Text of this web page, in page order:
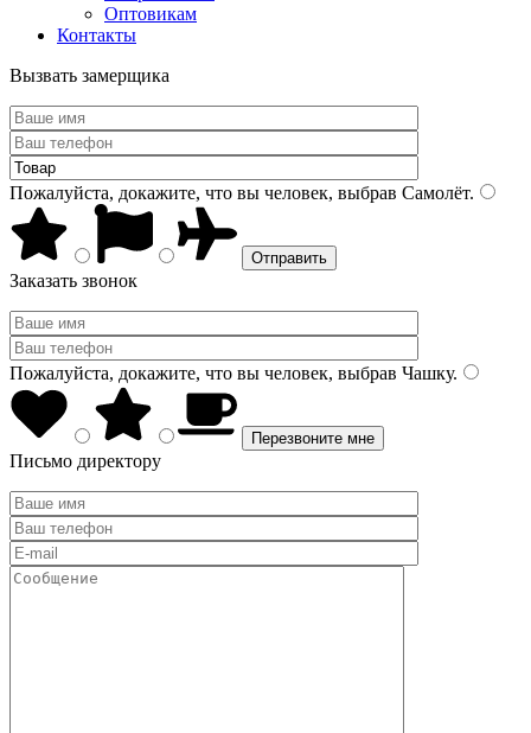
Оптовикам
Контакты
Вызвать замерщика
Пожалуйста, докажите, что вы человек, выбрав Самолёт.
Заказать звонок
Пожалуйста, докажите, что вы человек, выбрав Чашку.
Письмо директору